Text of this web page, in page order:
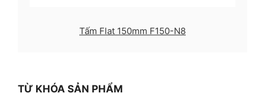
Tấm Flat 150mm F150-N8
TỪ KHÓA SẢN PHẨM